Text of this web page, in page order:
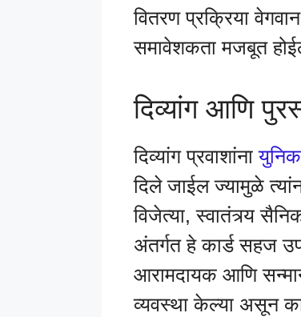
वितरण प्रक्रिया
समावेशकता मजबूत
दिव्यांग आणि
दिव्यांग प्रवाशांना
दिले जाईल ज्यामुळे
विजेत्या, स्वातंत्र्य
अंतर्गत हे कार्ड सहज
आरामदायक आणि
व्यवस्था केल्या असून